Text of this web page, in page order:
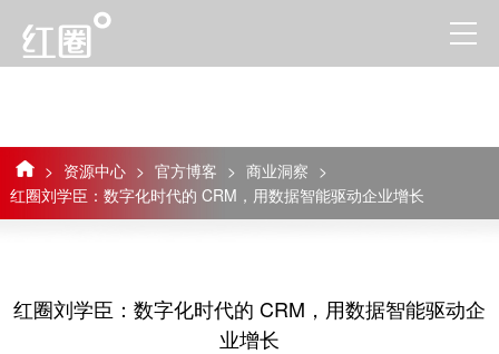
> 资源中心 > 官方博客 > 商业洞察 >
红圈刘学臣：数字化时代的 CRM，用数据智能驱动企业增长
红圈刘学臣：数字化时代的 CRM，用数据智能驱动企
业增长